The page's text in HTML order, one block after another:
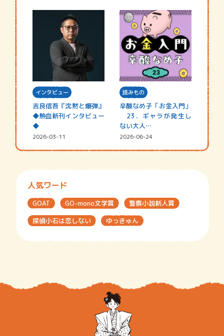
インタビュー
吉良信吾『沈黙と爆弾』
◆熱血新刊インタビュー
◆
2026-03-11
読みもの
辛酸なめ子「お金入門」
23．ギャラが発生し
ない大人…
2026-06-24
人気ワード
GOAT GO-mono文学賞
警察小説新人賞
探偵小石は恋しない
ゆっきゅん